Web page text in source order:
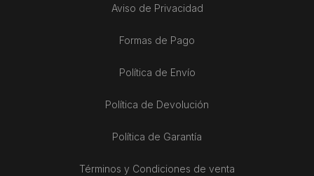
Aviso de Privacidad
Formas de Pago
Política de Envío
Política de Devolución
Política de Garantía
Términos y Condiciones de venta